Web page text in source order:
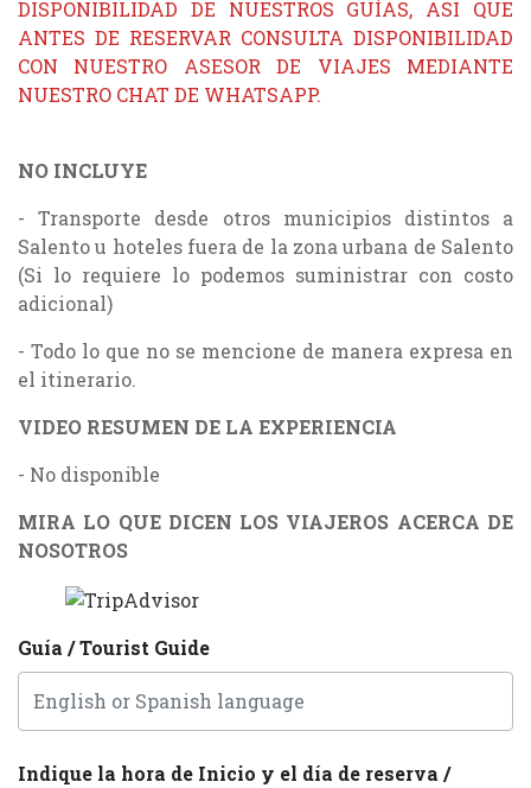
DISPONIBILIDAD DE NUESTROS GUÍAS, ASI QUE
ANTES DE RESERVAR CONSULTA DISPONIBILIDAD
CON NUESTRO ASESOR DE VIAJES MEDIANTE
NUESTRO CHAT DE WHATSAPP.
NO INCLUYE
- Transporte desde otros municipios distintos a
Salento u hoteles fuera de la zona urbana de Salento
(Si lo requiere lo podemos suministrar con costo
adicional)
- Todo lo que no se mencione de manera expresa en
el itinerario.
VIDEO RESUMEN DE LA EXPERIENCIA
- No disponible
MIRA LO QUE DICEN LOS VIAJEROS ACERCA DE
NOSOTROS
Guía / Tourist Guide
Indique la hora de Inicio y el día de reserva /